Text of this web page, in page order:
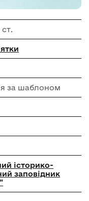
за шаблоном
історико-
заповідник